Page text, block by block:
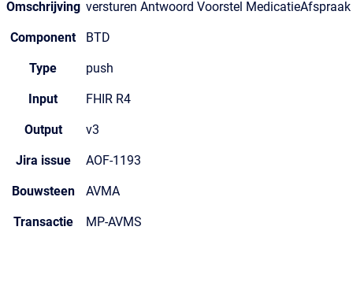
Omschrijving versturen Antwoord Voorstel MedicatieAfspraak
Component BTD
Type push
Input FHIR R4
Output v3
Jira issue AOF-1193
Bouwsteen AVMA
Transactie MP-AVMS